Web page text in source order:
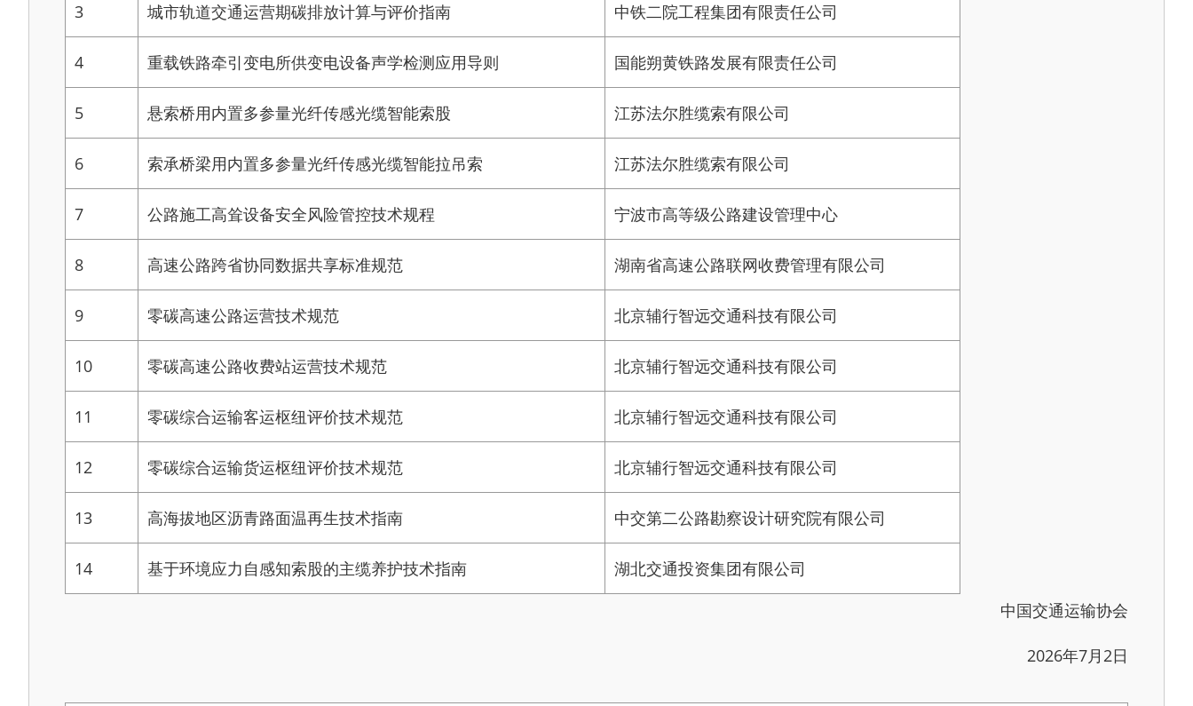
3 城市轨道交通运营期碳排放计算与评价指南 中铁二院工程集团有限责任公司
4 重载铁路牵引变电所供变电设备声学检测应用导则 国能朔黄铁路发展有限责任公司
5 悬索桥用内置多参量光纤传感光缆智能索股 江苏法尔胜缆索有限公司
6 索承桥梁用内置多参量光纤传感光缆智能拉吊索 江苏法尔胜缆索有限公司
7 公路施工高耸设备安全风险管控技术规程 宁波市高等级公路建设管理中心
8 高速公路跨省协同数据共享标准规范 湖南省高速公路联网收费管理有限公司
9 零碳高速公路运营技术规范 北京辅行智远交通科技有限公司
10 零碳高速公路收费站运营技术规范 北京辅行智远交通科技有限公司
11 零碳综合运输客运枢纽评价技术规范 北京辅行智远交通科技有限公司
12 零碳综合运输货运枢纽评价技术规范 北京辅行智远交通科技有限公司
13 高海拔地区沥青路面温再生技术指南 中交第二公路勘察设计研究院有限公司
14 基于环境应力自感知索股的主缆养护技术指南
湖北交通投资集团有限公司
中国交通运输协会
2026年7月2日